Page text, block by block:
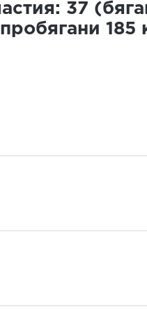
37
пробягани 185